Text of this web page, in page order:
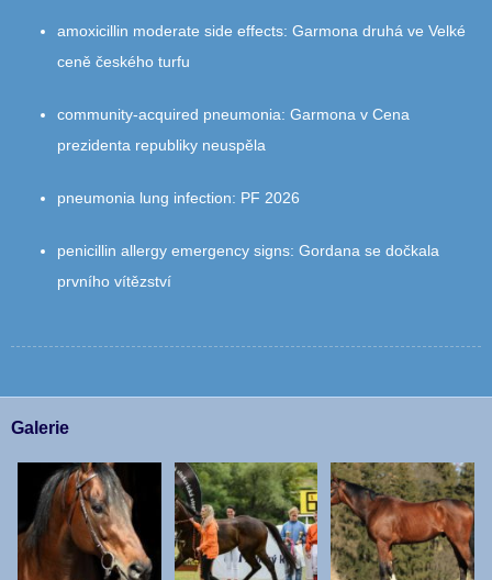
amoxicillin moderate side effects: Garmona druhá ve Velké
ceně českého turfu
community‑acquired pneumonia: Garmona v Cena
prezidenta republiky neuspěla
pneumonia lung infection: PF 2026
penicillin allergy emergency signs: Gordana se dočkala
prvního vítězství
Galerie